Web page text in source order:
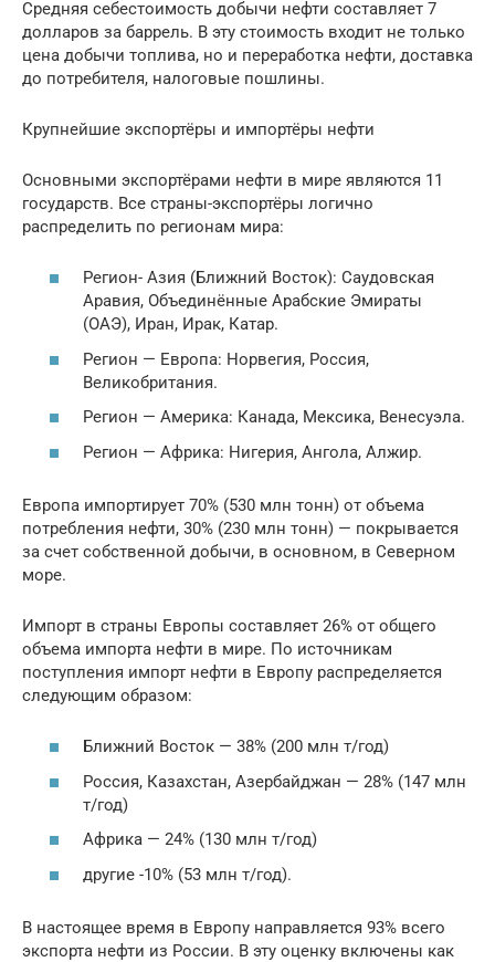
Средняя себестоимость добычи нефти составляет 7
долларов за баррель. В эту стоимость входит не только
цена добычи топлива, но и переработка нефти, доставка
до потребителя, налоговые пошлины.
Крупнейшие экспортёры и импортёры нефти
Основными экспортёрами нефти в мире являются 11
государств. Все страны-экспортёры логично
распределить по регионам мира:
Регион- Азия (Ближний Восток): Саудовская
Аравия, Объединённые Арабские Эмираты
(ОАЭ), Иран, Ирак, Катар.
Регион — Европа: Норвегия, Россия,
Великобритания.
Регион — Америка: Канада, Мексика, Венесуэла.
Регион — Африка: Нигерия, Ангола, Алжир.
Европа импортирует 70% (530 млн тонн) от объема
потребления нефти, 30% (230 млн тонн) — покрывается
за счет собственной добычи, в основном, в Северном
море.
Импорт в страны Европы составляет 26% от общего
объема импорта нефти в мире. По источникам
поступления импорт нефти в Европу распределяется
следующим образом:
Ближний Восток — 38% (200 млн т/год)
Россия, Казахстан, Азербайджан — 28% (147 млн
т/год)
Африка — 24% (130 млн т/год)
другие -10% (53 млн т/год).
В настоящее время в Европу направляется 93% всего
экспорта нефти из России. В эту оценку включены как